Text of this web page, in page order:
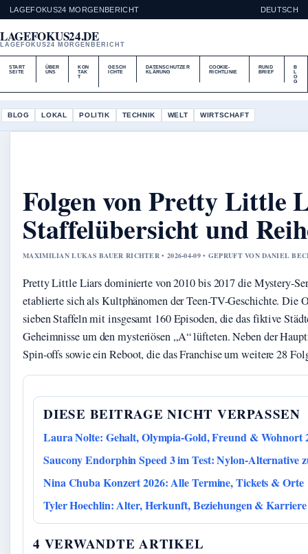
LAGEFOKUS24 MORGENBERICHT DEUTSCH
LAGEFOKUS24.DE
LAGEFOKUS24 MORGENBERICHT
START
SEITE
ÜBER
UNS
KON
TAK
T
GESCH
ICHTE
DATENSCHUTZER
KLÄRUNG
COOKIE-
RICHTLINIE
RUND
BRIEF
B
O
G
BLOG LOKAL POLITIK TECHNIK WELT WIRTSCHAFT
Folgen von Pretty Little
Staffelübersicht und
MAXIMILIAN LUKAS BAUER RICHTER • 2026-04-09 • GEPRUFT VON DANIEL
Pretty Little Liars dominierte von 2010 bis 2017 die Mystery-
etablierte sich als Kultphänomen der Teen-TV-Geschichte. Die
sieben Staffeln mit insgesamt 160 Episoden, die das fiktive
Geheimnisse um den mysteriösen „A“ lüfteten. Neben der
Spin-offs sowie ein Reboot, die das Franchise um weitere 28
DIESE BEITRAGE NICHT VERPASSEN
Laura Nolte: Gehalt, Olympia-Gold, Freund & Wohnort
Saucony Endorphin Speed 3 im Test: Nylon-Alternative
Nina Chuba Konzert 2026: Alle Termine, Tickets & Orte
Tyler Hoechlin: Alter, Herkunft, Beziehungen & Karriere
4 VERWANDTE ARTIKEL